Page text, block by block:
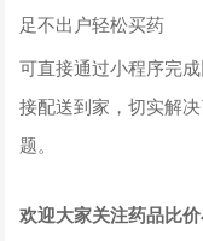
足不出户轻松买药
可直接通过小程序完
接配送到家，切实解
题。
欢迎大家关注药品比